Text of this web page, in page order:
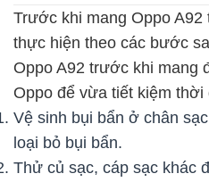
Trước khi mang Oppo A92
thực hiện theo các bước
Oppo A92 trước khi mang
Oppo để vừa tiết kiệm thời
Vệ sinh bụi bẩn ở chân
loại bỏ bụi bẩn.
Thử củ sạc, cáp sạc khác